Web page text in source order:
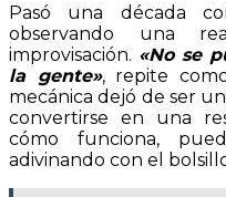
Pasó una década
observando una
improvisación. «No se
la gente», repite
mecánica dejó de ser
convertirse en una
cómo funciona,
adivinando con el